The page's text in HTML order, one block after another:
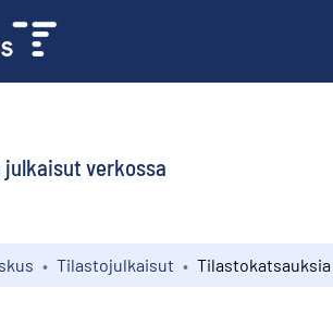
verkossa
Tilastojulkaisut Tilastokatsauksia